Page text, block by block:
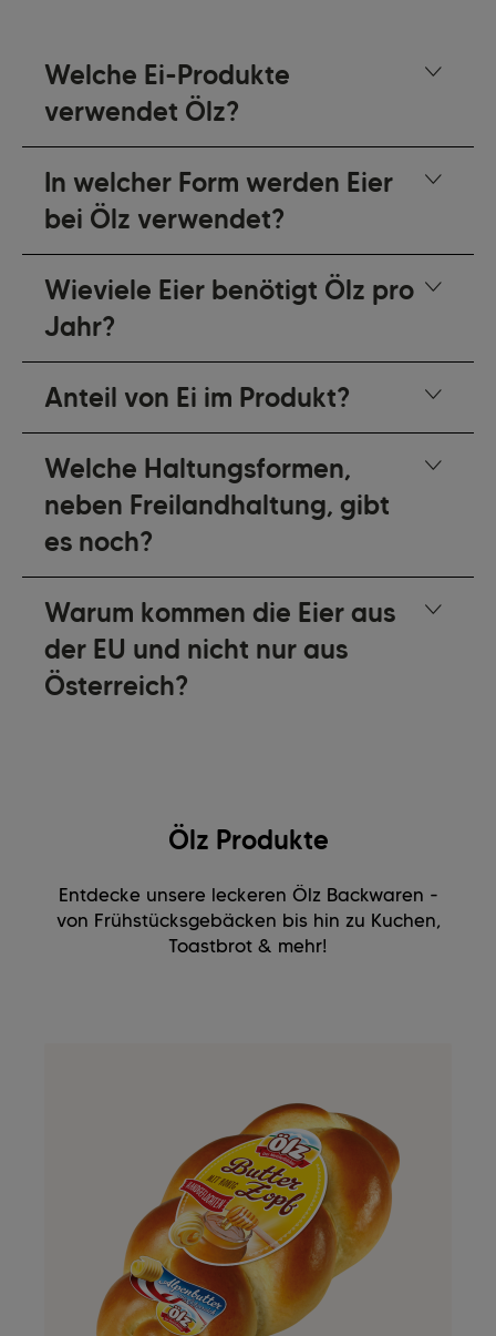
Welche Ei-Produkte
verwendet Ölz?
In welcher Form werden Eier
bei Ölz verwendet?
Wieviele Eier benötigt Ölz pro
Jahr?
Anteil von Ei im Produkt?
Welche Haltungsformen,
neben Freilandhaltung, gibt
es noch?
Warum kommen die Eier aus
der EU und nicht nur aus
Österreich?
Ölz Produkte
Entdecke unsere leckeren Ölz Backwaren -
von Frühstücksgebäcken bis hin zu Kuchen,
Toastbrot & mehr!